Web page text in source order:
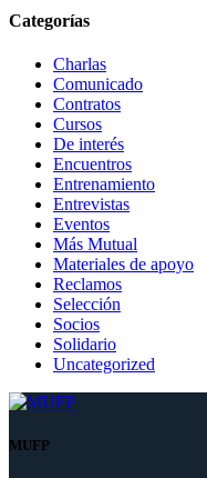
Categorías
Charlas
Comunicado
Contratos
Cursos
De interés
Encuentros
Entrenamiento
Entrevistas
Eventos
Más Mutual
Materiales de apoyo
Reclamos
Selección
Socios
Solidario
Uncategorized
MUFP